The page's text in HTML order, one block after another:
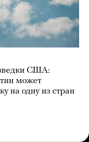
США:
может
на одну из стран